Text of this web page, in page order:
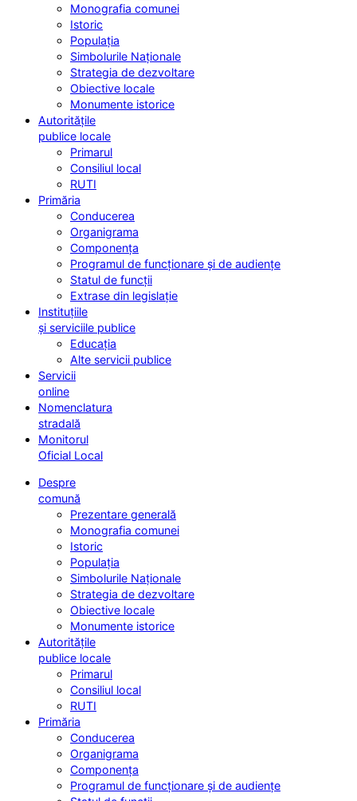
Monografia comunei
Istoric
Populația
Simbolurile Naționale
Strategia de dezvoltare
Obiective locale
Monumente istorice
Autoritățile
publice locale
Primarul
Consiliul local
RUTI
Primăria
Conducerea
Organigrama
Componența
Programul de funcționare și de audiențe
Statul de funcții
Extrase din legislație
Instituțiile
și serviciile publice
Educația
Alte servicii publice
Servicii
online
Nomenclatura
stradală
Monitorul
Oficial Local
Despre
comună
Prezentare generală
Monografia comunei
Istoric
Populația
Simbolurile Naționale
Strategia de dezvoltare
Obiective locale
Monumente istorice
Autoritățile
publice locale
Primarul
Consiliul local
RUTI
Primăria
Conducerea
Organigrama
Componența
Programul de funcționare și de audiențe